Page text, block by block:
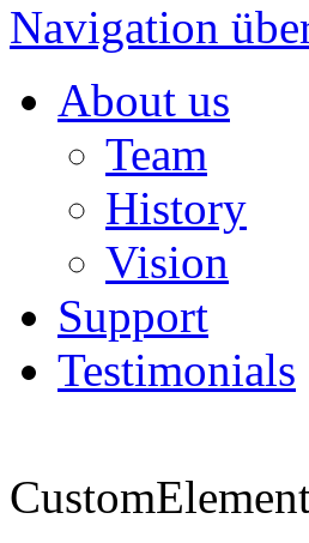
Navigation
About us
Team
History
Vision
Support
Testimonials